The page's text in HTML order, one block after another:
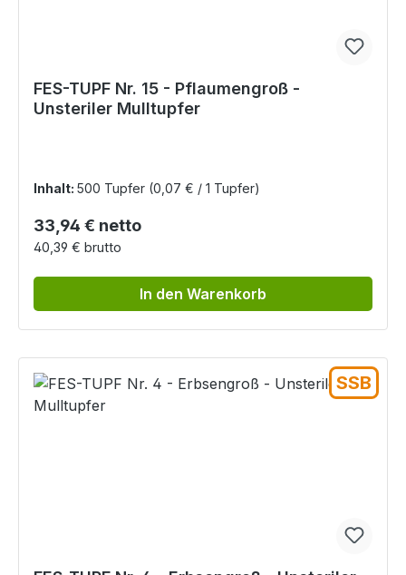
FES-TUPF Nr. 15 - Pflaumengroß -
Unsteriler Mulltupfer
Inhalt: 500 Tupfer (0,07 € / 1 Tupfer)
Regulärer Preis:
33,94 € netto
40,39 € brutto
In den Warenkorb
SSB